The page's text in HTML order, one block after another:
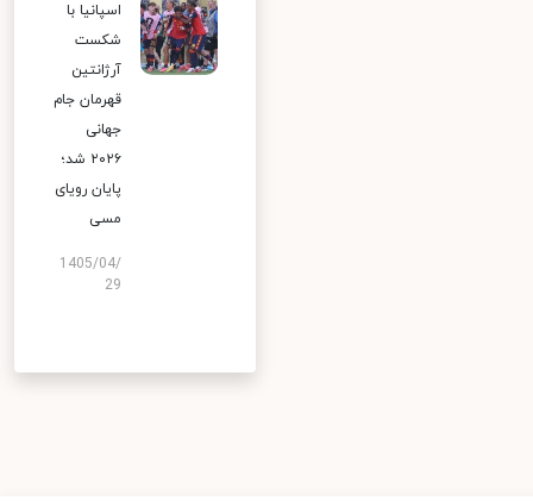
اسپانیا با
شکست
آرژانتین
قهرمان جام
جهانی
۲۰۲۶ شد؛
پایان رویای
مسی
1405/04/
29